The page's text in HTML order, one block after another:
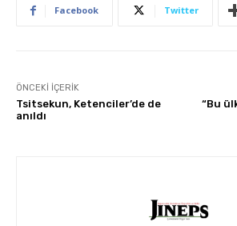
Facebook Twitter
ÖNCEKI İÇERIK
Tsitsekun, Ketenciler’de de
anıldı
“Bu